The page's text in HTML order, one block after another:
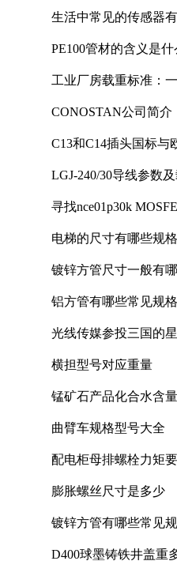
生活中常见的传感器
PE100管材的含义是什
工业厂房载重标准：
CONOSTAN公司简介
C13和C14插头国标与
LGJ-240/30导线参数
寻找nce01p30k
电梯的尺寸有哪些规格
镀锌方管尺寸一般有
铝方管有哪些常见规格
光线传媒参投三国的
横担型号对应重量
锰矿石产品化合水含量
曲臂车规格型号大全
配电柜母排螺栓力矩
膨胀螺丝尺寸是多少
镀锌方管有哪些常见
D400球墨铸铁井盖重